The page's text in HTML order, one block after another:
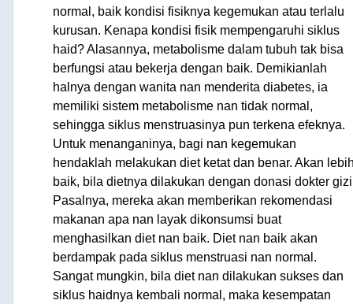
normal, baik kondisi fisiknya kegemukan atau terlalu
kurusan. Kenapa kondisi fisik mempengaruhi siklus
haid? Alasannya, metabolisme dalam tubuh tak bisa
berfungsi atau bekerja dengan baik. Demikianlah
halnya dengan wanita nan menderita diabetes, ia
memiliki sistem metabolisme nan tidak normal,
sehingga siklus menstruasinya pun terkena efeknya.
Untuk menanganinya, bagi nan kegemukan
hendaklah melakukan diet ketat dan benar. Akan
baik, bila dietnya dilakukan dengan donasi dokter
Pasalnya, mereka akan memberikan rekomendasi
makanan apa nan layak dikonsumsi buat
menghasilkan diet nan baik. Diet nan baik akan
berdampak pada siklus menstruasi nan normal.
Sangat mungkin, bila diet nan dilakukan sukses dan
siklus haidnya kembali normal, maka kesempatan